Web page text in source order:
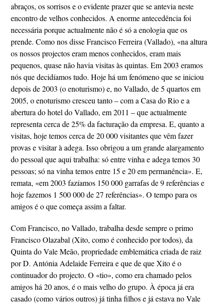
abraços, os sorrisos e o evidente prazer que se antevia neste
encontro de velhos conhecidos. A enorme antecedência foi
necessária porque actualmente não é só a enologia que os
prende. Como nos disse Francisco Ferreira (Vallado), «na altura
os nossos projectos eram menos conhecidos, eram mais
pequenos, quase não havia visitas às quintas. Em 2003 eramos
nós que decidíamos tudo. Hoje há um fenómeno que se iniciou
depois de 2003 (o enoturismo) e, no Vallado, de 5 quartos em
2005, o enoturismo cresceu tanto – com a Casa do Rio e a
abertura do hotel do Vallado, em 2011 – que actualmente
representa cerca de 25% da facturação da empresa. E, quanto a
visitas, hoje temos cerca de 20 000 visitantes que vêm fazer
provas e visitar à adega. Isso obrigou a um grande alargamento
do pessoal que aqui trabalha: só entre vinha e adega temos 30
pessoas; só na vinha temos entre 15 e 20 em permanência». E,
remata, «em 2003 fazíamos 150 000 garrafas de 9 referências e
hoje fazemos 1 500 000 de 27 referências». O tempo para os
amigos é o que começa assim a faltar.
Com Francisco, no Vallado, trabalha desde sempre o primo
Francisco Olazabal (Xito, como é conhecido por todos), da
Quinta do Vale Meão, propriedade emblemática criada de raiz
por D. Antónia Adelaide Ferreira e que de que Xito é o
continuador do projecto. O «tio», como era chamado pelos
amigos há 20 anos, é o mais velho do grupo. À época já era
casado (como vários outros) já tinha filhos e já estava no Vale